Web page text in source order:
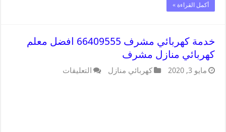
أكمل القراءة »
خدمة كهربائي مشرف 66409555 افضل معلم
كهربائي منازل مشرف
مايو 3, 2020 كهربائي منازل التعليقات